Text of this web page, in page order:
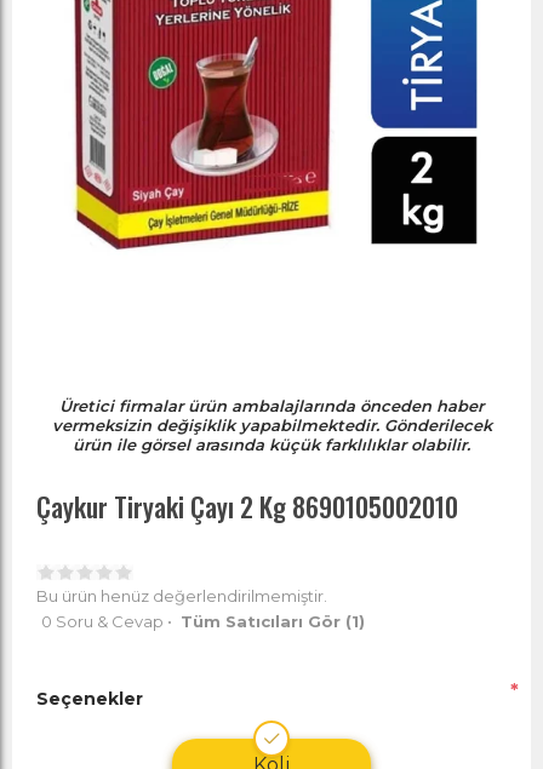
Üretici firmalar ürün ambalajlarında önceden haber
vermeksizin değişiklik yapabilmektedir. Gönderilecek
ürün ile görsel arasında küçük farklılıklar olabilir.
Çaykur Tiryaki Çayı 2 Kg 8690105002010
Bu ürün henüz değerlendirilmemiştir.
0 Soru & Cevap • Tüm Satıcıları Gör (1)
Seçenekler *